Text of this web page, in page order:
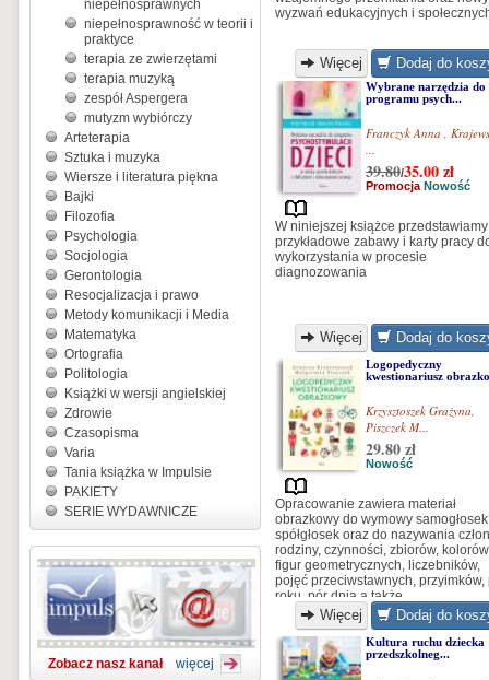
niepełnosprawnych
niepełnosprawność w teorii i
praktyce
terapia ze zwierzętami
terapia muzyką
zespół Aspergera
mutyzm wybiórczy
Arteterapia
Sztuka i muzyka
Wiersze i literatura piękna
Bajki
Filozofia
Psychologia
Socjologia
Gerontologia
Resocjalizacja i prawo
Metody komunikacji i Media
Matematyka
Ortografia
Politologia
Książki w wersji angielskiej
Zdrowie
Czasopisma
Varia
Tania książka w Impulsie
PAKIETY
SERIE WYDAWNICZE
Zobacz nasz kanał więcej
wyzwań edukacyjnych i
Więcej Dodaj do
Wybrane narzędzia do
programu psych...
Franczyk Anna ,
...
39.80/35.00zł
Promocja Nowość
W niniejszej książce przedstawiamy
przykładowe zabawy i karty pracy
wykorzystania w procesie
diagnozowania
Więcej Dodaj do
Logopedyczny
kwestionariusz
Krzysztoszek Grażyna,
Piszczek M...
29.80 zł
Nowość
Opracowanie zawiera materiał
obrazkowy do wymowy
spółgłosek oraz do nazywania
rodziny, czynności, zbiorów,
figur geometrycznych, liczebników,
pojęć przeciwstawnych, przyimków,
roku, pór dnia a także...
Więcej Dodaj do
Kultura ruchu dziecka
przedszkolneg...